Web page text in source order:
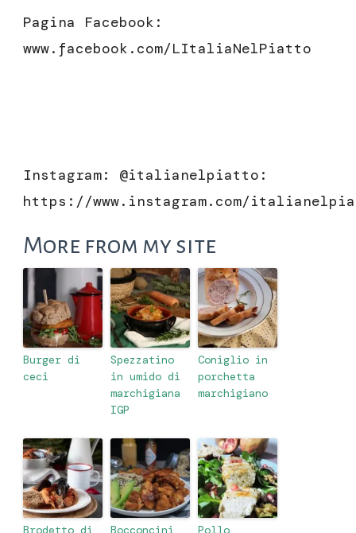
Pagina Facebook:
www.facebook.com/LItaliaNelPiatto
Instagram: @italianelpiatto:
https://www.instagram.com/
More from my site
Burger di
ceci
Spezzatino
in umido di
marchigiana
IGP
Coniglio in
porchetta
marchigiano
Brodetto di
Bocconcini
Pollo